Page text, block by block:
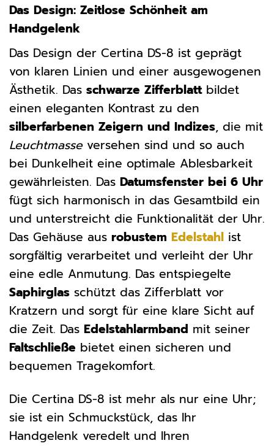
Das Design: Zeitlose Schönheit am
Handgelenk
Das Design der Certina DS-8 ist geprägt
von klaren Linien und einer ausgewogenen
Ästhetik. Das schwarze Zifferblattbildet
einen eleganten Kontrast zu den
silberfarbenen Zeigern und Indizes, die mit
Leuchtmasseversehen sind und so auch
bei Dunkelheit eine optimale Ablesbarkeit
gewährleisten. Das Datumsfenster bei 6 Uhr
fügt sich harmonisch in das Gesamtbild ein
und unterstreicht die Funktionalität der Uhr.
Das Gehäuse aus robustem Edelstahl ist
sorgfältig verarbeitet und verleiht der Uhr
eine edle Anmutung. Das entspiegelte
Saphirglas schützt das Zifferblatt vor
Kratzern und sorgt für eine klare Sicht auf
die Zeit. Das Edelstahlarmband mit seiner
Faltschließe bietet einen sicheren und
bequemen Tragekomfort.
Die Certina DS-8 ist mehr als nur eine Uhr;
sie ist ein Schmuckstück, das Ihr
Handgelenk veredelt und Ihren